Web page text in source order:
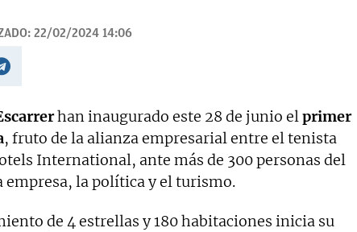
22/02/2024 14:06
han inaugurado este 28 de junio el primer
, fruto de la alianza empresarial entre el tenista
International, ante más de 300 personas del
empresa, la política y el turismo.
de 4 estrellas y 180 habitaciones inicia su